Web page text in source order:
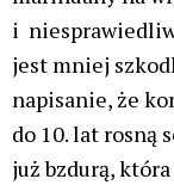
i
jest mniej
napisanie, że
do 10. lat rosną
już bzdurą,